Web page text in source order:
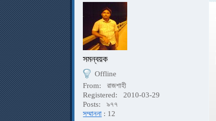
সমন্বয়ক
Offline
From:
রাজশাহী
Registered:
2010-03-29
Posts:
৯৭৭
সম্মাননা : 12